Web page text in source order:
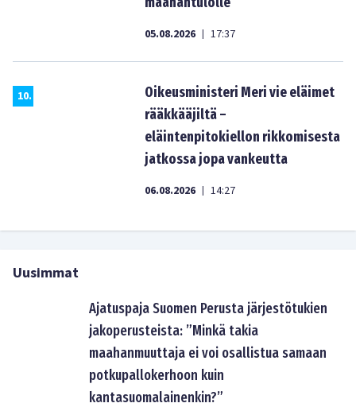
05.08.2026 | 17:37
10.
Oikeusministeri Meri vie eläimet
rääkkääjiltä –
eläintenpitokiellon rikkomisesta
jatkossa jopa vankeutta
06.08.2026 | 14:27
Uusimmat
Ajatuspaja Suomen Perusta järjestötukien
jakoperusteista: ”Minkä takia
maahanmuuttaja ei voi osallistua samaan
potkupallokerhoon kuin
kantasuomalainenkin?”